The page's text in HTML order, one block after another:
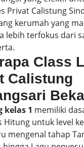
Privat Calistung
kerumah yang
lebih terfokus dari
Class
Calistung
kelas 1 memiliki
Hitung untuk level
mengenal tahap